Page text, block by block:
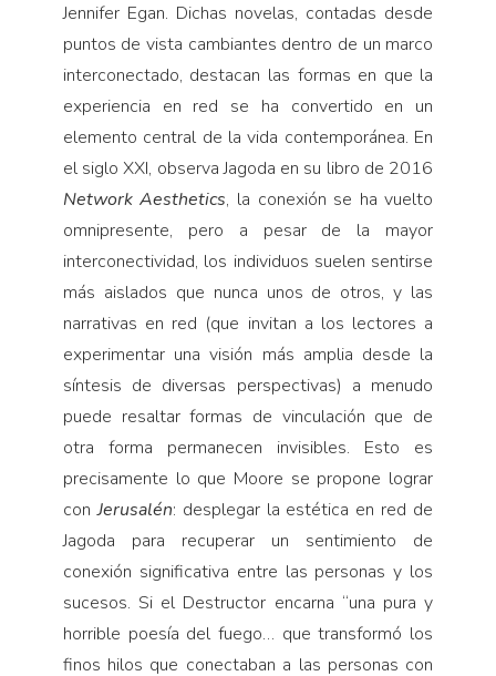
Jennifer Egan. Dichas novelas, contadas desde
puntos de vista cambiantes dentro de un marco
interconectado, destacan las formas en que la
experiencia en red se ha convertido en un
elemento central de la vida contemporánea. En
el siglo XXI, observa Jagoda en su libro de 2016
Network Aesthetics, la conexión se ha vuelto
omnipresente, pero a pesar de la mayor
interconectividad, los individuos suelen sentirse
más aislados que nunca unos de otros, y las
narrativas en red (que invitan a los lectores a
experimentar una visión más amplia desde la
síntesis de diversas perspectivas) a menudo
puede resaltar formas de vinculación que de
otra forma permanecen invisibles. Esto es
precisamente lo que Moore se propone lograr
conJerusalén: desplegar la estética en red de
Jagoda para recuperar un sentimiento de
conexión significativa entre las personas y los
sucesos. Si el Destructor encarna “una pura y
horrible poesía del fuego… que transformó los
finos hilos que conectaban a las personas con